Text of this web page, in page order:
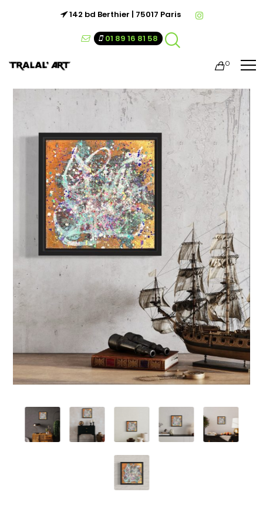
142 bd Berthier | 75017 Paris
01 89 16 81 58
0